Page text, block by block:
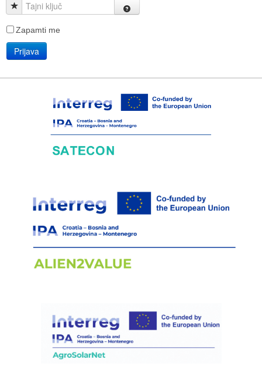
Tajni ključ
Zapamti me
Prijava